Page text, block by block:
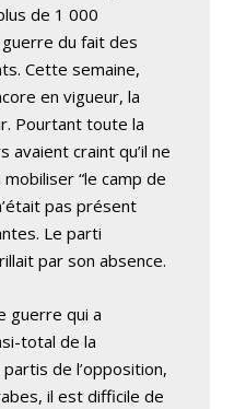
de 1 000
du fait des
Cette semaine,
en vigueur, la
Pourtant toute la
avaient craint qu’il ne
“le camp de
pas présent
Le parti
par son absence.
guerre qui a
total de la
de l’opposition,
il est difficile de